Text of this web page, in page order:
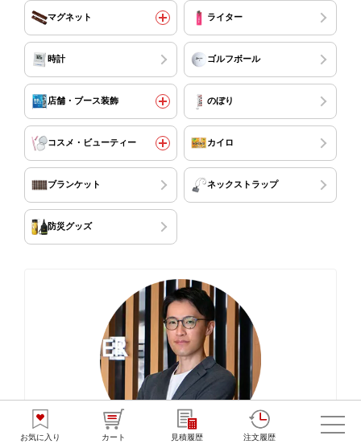
お気に入り カート 見積履歴 注文履歴
マグネット ライター
時計 ゴルフボール
店舗・ブース装飾 のぼり
コスメ・ビューティー カイロ
ブランケット ネックストラップ
防災グッズ